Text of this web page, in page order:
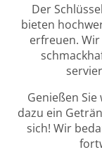
Der
bieten
erfreuen.
Genießen
dazu ein
sich! Wir